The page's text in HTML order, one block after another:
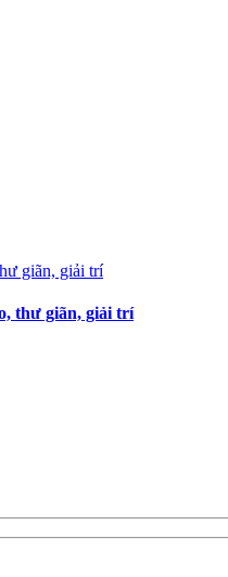
thư giãn, giải trí